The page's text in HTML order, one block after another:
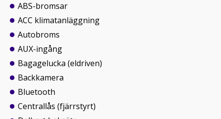
ABS-bromsar
ACC klimatanläggning
Autobroms
AUX-ingång
Bagagelucka (eldriven)
Backkamera
Bluetooth
Centrallås (fjärrstyrt)